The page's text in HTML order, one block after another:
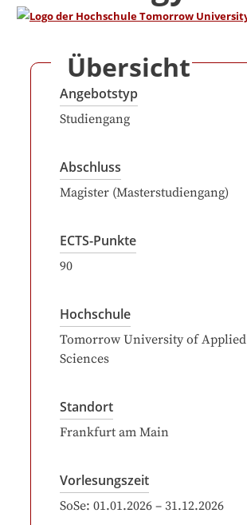
Übersicht
Angebotstyp
Studiengang
Abschluss
Magister (Masterstudiengang)
ECTS-Punkte
90
Hochschule
Tomorrow University of Applied
Sciences
Standort
Frankfurt am Main
Vorlesungszeit
SoSe: 01.01.2026 – 31.12.2026